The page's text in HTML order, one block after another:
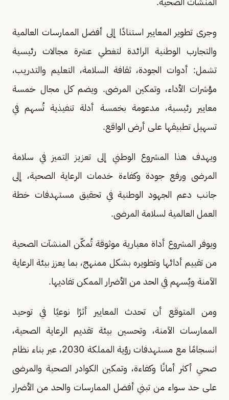
وجرى تطوير المعايير استنادًا إلى أفضل الممارسات العالمية
والتجارب الوطنية الرائدة لتغطي عشرة مجالات رئيسية
تشمل: أدوات الجودة، ثقافة السلامة، التعليم والتدريب،
مؤشرات الأداء، وتمكين المرضى. ويضم كل مجال خمسة
معايير رئيسية، مدعومة بخمسة أدلة تنفيذية تُسهم في
تسهيل تطبيقها على أرض الواقع.
ويهدف هذا المشروع الوطني إلى تعزيز التميز في سلامة
المرضى ورفع جودة وكفاءة خدمات الرعاية الصحية، إلى
جانب دعم الجهود الوطنية في تحقيق مستهدفات خطة
العمل العالمية لسلامة المرضى.
ويوفر المشروع أداة معيارية موثوقة تُمكّن المنشآت الصحية
من تقييم أدائها وتطويره بشكل ممنهج، بما يعزز بيئة الرعاية
الآمنة ويُسهم في الحد من الأضرار الممكن تفاديها.
ومن المتوقع أن تحدث المعايير أثرًا نوعيًا في توحيد
الممارسات الآمنة، وتحسين بيئة تقديم الرعاية الصحية،
انسجامًا مع مستهدفات رؤية المملكة 2030، عبر بناء نظام
صحي أكثر أمانًا وكفاءة، وتمكين الكوادر الصحية والمرضى
على حد سواء من تبني أفضل الممارسات والحد من الأضرار